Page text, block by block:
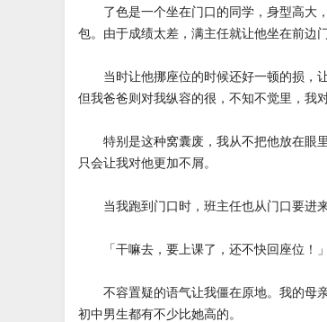
了色是一个坐在门口的同学，身型高大
包。由于成绩太差，满主任就让他坐在前边门
当时让他挪座位的时候还好一顿的损，让
但我爸爸则对我纵容的很，不知不觉里，我
特别是这种窝囊废，我从不把他放在眼里
只会让我对他更加不屑。
当我跑到门口时，班主任也从门口要进来
「干嘛去，要上课了，还不快回座位！」
不容置疑的语气让我僵在原地。我的母
初中男生都有不少比她高的。